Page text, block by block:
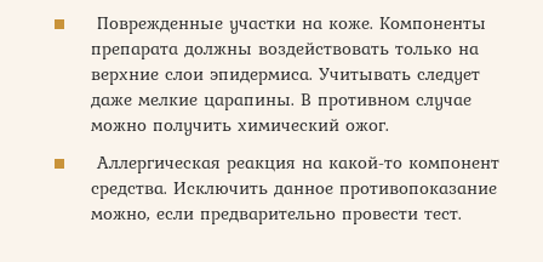
Поврежденные участки на коже. Компоненты
препарата должны воздействовать только на
верхние слои эпидермиса. Учитывать следует
даже мелкие царапины. В противном случае
можно получить химический ожог.
Аллергическая реакция на какой-то компонент
средства. Исключить данное противопоказание
можно, если предварительно провести тест.